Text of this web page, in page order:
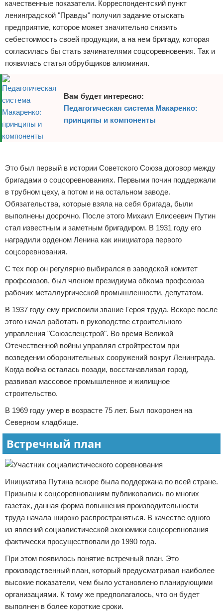
качественные показатели. Корреспондентский пункт
ленинградской "Правды" получил задание отыскать
предприятие, которое может значительно снизить
себестоимость своей продукции, а на нем бригаду, которая
согласилась бы стать зачинателями соцсоревновения. Так и
появилась статья обрубщиков алюминия.
Вам будет интересно:
Педагогическая система Макаренко:
принципы и компоненты
Это был первый в истории Советского Союза договор между
бригадами о соцсоревнованиях. Первыми почин поддержали
в трубном цеху, а потом и на остальном заводе.
Обязательства, которые взяла на себя бригада, были
выполнены досрочно. После этого Михаил Елисеевич Путин
стал известным и заметным бригадиром. В 1931 году его
наградили орденом Ленина как инициатора первого
соцсоревнования.
С тех пор он регулярно выбирался в заводской комитет
профсоюзов, был членом президиума обкома профсоюза
рабочих металлургической промышленности, депутатом.
В 1937 году ему присвоили звание Героя труда. Вскоре после
этого начал работать в руководстве строительного
управления "Союзспецстрой". Во время Великой
Отечественной войны управлял стройтрестом при
возведении оборонительных сооружений вокруг Ленинграда.
Когда война осталась позади, восстанавливал город,
развивал массовое промышленное и жилищное
строительство.
В 1969 году умер в возрасте 75 лет. Был похоронен на
Северном кладбище.
Встречный план
Инициатива Путина вскоре была поддержана по всей стране.
Призывы к соцсоревнованиям публиковались во многих
газетах, данная форма повышения производительности
труда начала широко распространяться. В качестве одного
из явлений социалистической экономики соцсоревнования
фактически просуществовали до 1990 года.
При этом появилось понятие встречный план. Это
производственный план, который предусматривал наиболее
высокие показатели, чем было установлено планирующими
организациями. К тому же предполагалось, что он будет
выполнен в более короткие сроки.